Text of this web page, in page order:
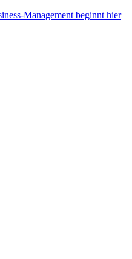
Management beginnt hier